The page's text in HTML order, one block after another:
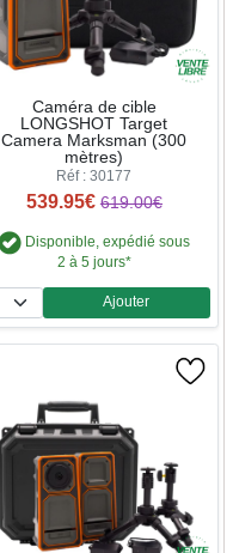
Caméra de cible
LONGSHOT Target
Camera Marksman (300
mètres)
Réf : 30177
539.95€ 619.00€
Disponible, expédié sous
2 à 5 jours*
Quantité
Ajouter